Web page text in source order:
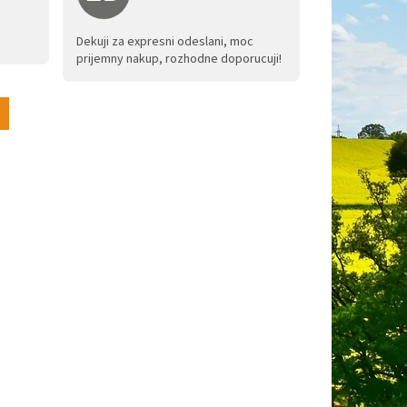
je 5 z 5 hvězdiček.
Dekuji za expresni odeslani, moc
prijemny nakup, rozhodne doporucuji!